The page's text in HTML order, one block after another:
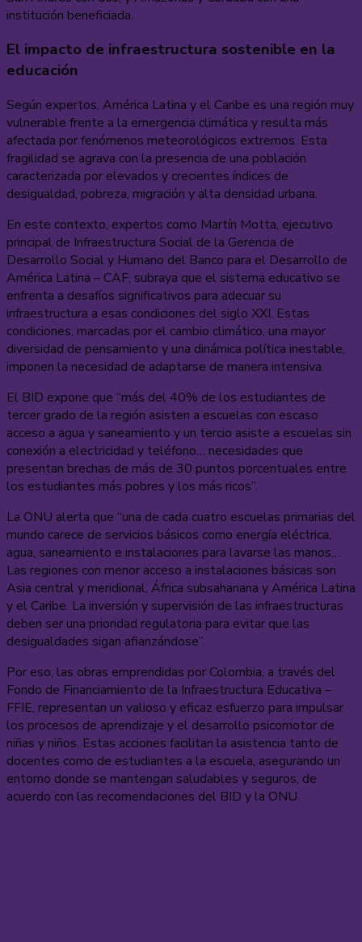
institución beneficiada.
El impacto de infraestructura sostenible en la
educación
Según expertos, América Latina y el Caribe es una región muy
vulnerable frente a la emergencia climática y resulta más
afectada por fenómenos meteorológicos extremos. Esta
fragilidad se agrava con la presencia de una población
caracterizada por elevados y crecientes índices de
desigualdad, pobreza, migración y alta densidad urbana.
En este contexto, expertos como Martín Motta, ejecutivo
principal de Infraestructura Social de la Gerencia de
Desarrollo Social y Humano del Banco para el Desarrollo de
América Latina – CAF, subraya que el sistema educativo se
enfrenta a desafíos significativos para adecuar su
infraestructura a esas condiciones del siglo XXI. Estas
condiciones, marcadas por el cambio climático, una mayor
diversidad de pensamiento y una dinámica política inestable,
imponen la necesidad de adaptarse de manera intensiva.
El BID expone que “más del 40% de los estudiantes de
tercer grado de la región asisten a escuelas con escaso
acceso a agua y saneamiento y un tercio asiste a escuelas sin
conexión a electricidad y teléfono… necesidades que
presentan brechas de más de 30 puntos porcentuales entre
los estudiantes más pobres y los más ricos”.
La ONU alerta que “una de cada cuatro escuelas primarias del
mundo carece de servicios básicos como energía eléctrica,
agua, saneamiento e instalaciones para lavarse las manos…
Las regiones con menor acceso a instalaciones básicas son
Asia central y meridional, África subsahariana y América Latina
y el Caribe. La inversión y supervisión de las infraestructuras
deben ser una prioridad regulatoria para evitar que las
desigualdades sigan afianzándose”.
Por eso, las obras emprendidas por Colombia, a través del
Fondo de Financiamiento de la Infraestructura Educativa –
FFIE, representan un valioso y eficaz esfuerzo para impulsar
los procesos de aprendizaje y el desarrollo psicomotor de
niñas y niños. Estas acciones facilitan la asistencia tanto de
docentes como de estudiantes a la escuela, asegurando un
entorno donde se mantengan saludables y seguros, de
acuerdo con las recomendaciones del BID y la ONU.